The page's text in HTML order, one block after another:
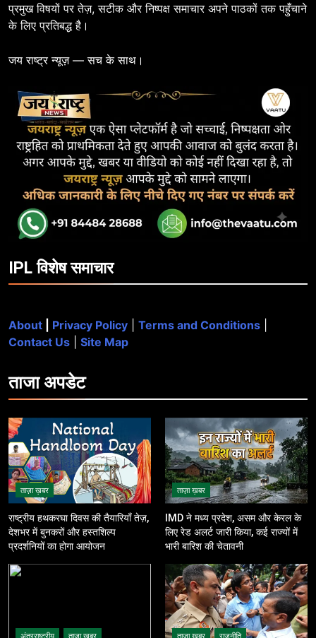
प्रमुख विषयों पर तेज़, सटीक और निष्पक्ष समाचार अपने पाठकों तक पहुँचाने
के लिए प्रतिबद्ध है।
जय राष्ट्र न्यूज़ — सच के साथ।
IPL विशेष समाचार
About Privacy Policy Terms and Conditions
Contact Us
Site Map
ताजाअपडेट
ताज़ा ख़बर
राष्ट्रीय हथकरघा दिवस की तैयारियाँ तेज़,
देशभर में बुनकरों और हस्तशिल्प
प्रदर्शनियों का होगा आयोजन
ताज़ा ख़बर
IMD ने मध्य प्रदेश, असम और केरल के
लिए रेड अलर्ट जारी किया, कई राज्यों में
भारी बारिश की चेतावनी
अंतरराष्ट्रीय ताज़ा ख़बर ताज़ा ख़बर राजनीति